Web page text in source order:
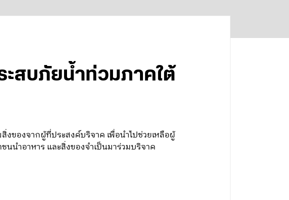
ะสบภัยน้ำท่วมภาคใต้
ของจากผู้ที่ประสงค์บริจาค เพื่อนำไปช่วยเหลือผู้
นำอาหาร และสิ่งของจำเป็นมาร่วมบริจาค